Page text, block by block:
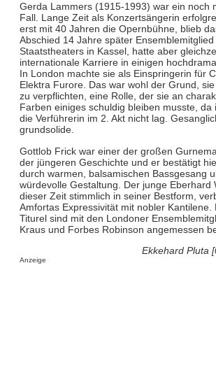
Gerda Lammers (1915-1993) war ein noch
Fall. Lange Zeit als Konzertsängerin
erst mit 40 Jahren die Opernbühne, blieb
Abschied 14 Jahre später Ensemblemitglied
Staatstheaters in Kassel, hatte aber
internationale Karriere in einigen
In London machte sie als Einspringerin für
Elektra Furore. Das war wohl der Grund,
zu verpflichten, eine Rolle, der sie an
Farben einiges schuldig bleiben musste, da
die Verführerin im 2. Akt nicht lag.
grundsolide.
Gottlob Frick war einer der großen
der jüngeren Geschichte und er bestätigt
durch warmen, balsamischen Bassgesang
würdevolle Gestaltung. Der junge Eberhard
dieser Zeit stimmlich in seiner Bestform,
Amfortas Expressivität mit nobler Kantilene.
Titurel sind mit den Londoner
Kraus und Forbes Robinson angemessen
Ekkehard Pluta
Anzeige